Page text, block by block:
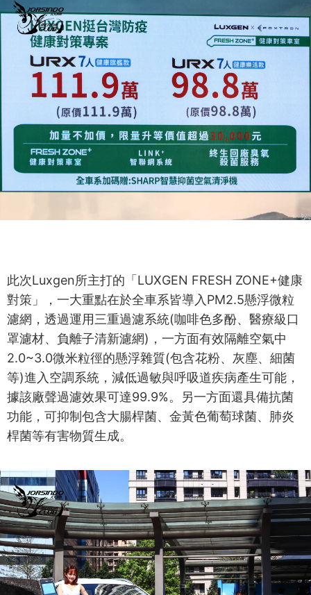
此次Luxgen所主打的「LUXGEN FRESH ZONE+健康
對策」，一大重點在於全車系皆導入PM2.5懸浮微粒
濾網，透過運用三重過濾系統(咖啡色多酚、醫療級口
罩濾材、負離子清新濾網)，一方面有效隔離空氣中
2.0~3.0微米粒徑的懸浮雜質(包含花粉、灰塵、細菌
等)進入空調系統，減低過敏與呼吸道疾病產生可能，
據該廠聲過濾效果可達99.9%。另一方面還具備抗菌
功能，可抑制包含大腸桿菌、金黃色葡萄球菌、肺炎
桿菌等有害物質生成。